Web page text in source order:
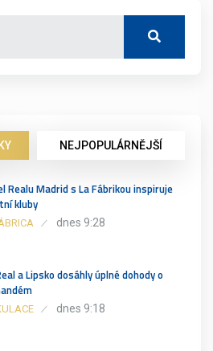
NEJPOPULÁRNĚJŠÍ
Realu Madrid s La Fábrikou inspiruje
kluby
dnes 9:28
a Lipsko dosáhly úplné dohody o
dnes 9:18